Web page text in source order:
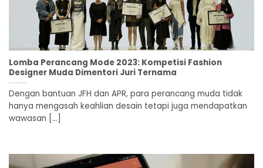
Lomba Perancang Mode 2023: Kompetisi Fashion
Designer Muda Dimentori Juri Ternama
Dengan bantuan JFH dan APR, para perancang muda tidak
hanya mengasah keahlian desain tetapi juga mendapatkan
wawasan [...]